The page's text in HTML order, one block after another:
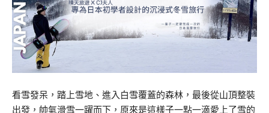
看雪發呆，踏上雪地、進入白雪覆蓋的森林，最後從山頂整裝
出發，帥氣滑雪一躍而下，原來是這樣子一點一滴愛上了雪的